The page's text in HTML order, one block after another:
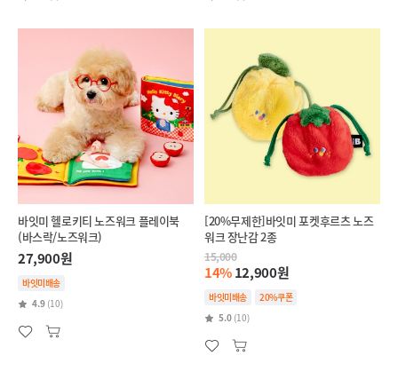
바잇미 헬로키티 노즈워크 플레이북
(바스락/노즈워크)
27,900원
바잇미배송
4.9 (10)
[20%무제한]바잇미 포켓후르츠 노즈
워크 장난감 2종
15,000
14%12,900원
바잇미배송
20%쿠폰
5.0 (10)